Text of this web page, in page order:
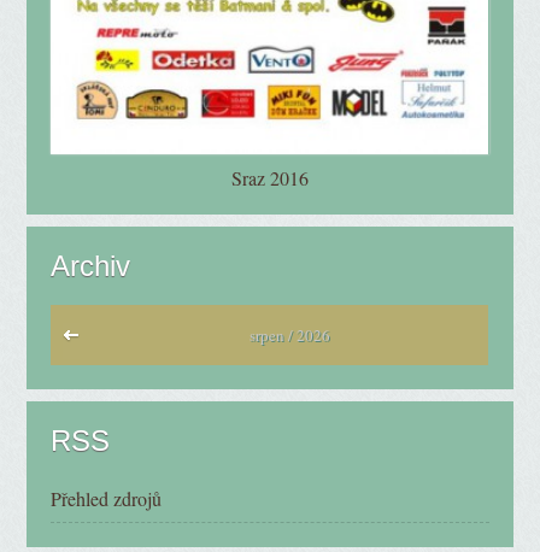
Sraz 2016
Archiv
srpen / 2026
RSS
Přehled zdrojů